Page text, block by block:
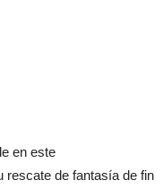
en este
rescate de fantasía de fin